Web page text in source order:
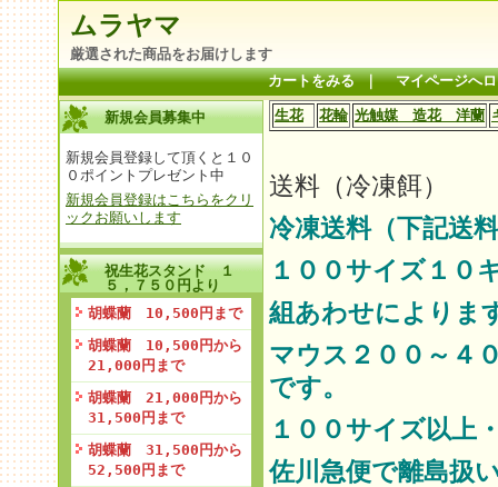
ムラヤマ
厳選された商品をお届けします
カートをみる｜ マイページへ
新規会員募集中
新規会員登録して頂くと１０
０ポイントプレゼント中
新規会員登録はこちらをクリ
ックお願いします
祝生花スタンド １
５，７５０円より
胡蝶蘭 10,500円まで
胡蝶蘭 10,500円から
21,000円まで
胡蝶蘭 21,000円から
31,500円まで
胡蝶蘭 31,500円から
52,500円まで
生花 花輪 光触媒 造花 洋蘭
送料（冷凍餌）
冷凍送料（下記送
１００サイズ１０
組あわせによりま
マウス２００～４
です。
１００サイズ以上
佐川急便で離島扱